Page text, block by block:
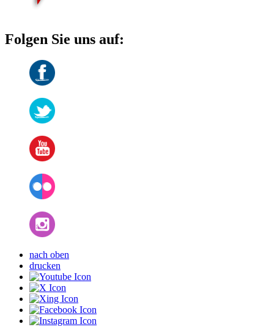
Folgen Sie uns auf:
nach oben
drucken